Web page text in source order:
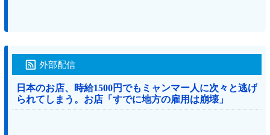
外部配信
日本のお店、時給1500円でもミャンマー人に次々と逃げ
られてしまう。お店「すでに地方の雇用は崩壊」